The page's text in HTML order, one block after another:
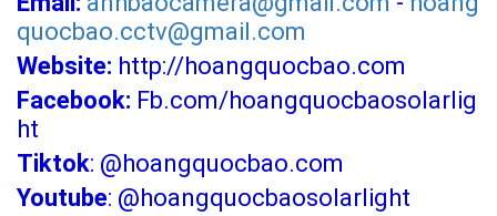
quocbao.cctv@gmail.com
Website: http://hoangquocbao.com
Facebook: Fb.com/hoangquocbaosolarlig
ht
Tiktok: @hoangquocbao.com
Youtube: @hoangquocbaosolarlight